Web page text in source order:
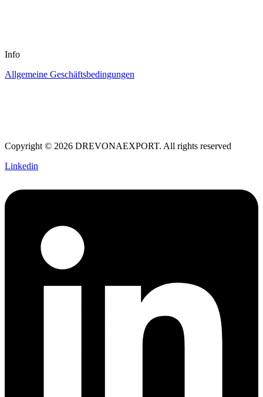
Info
Allgemeine Geschäftsbedingungen
Copyright © 2026 DREVONAEXPORT. All rights reserved
Linkedin